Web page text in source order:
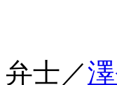
弁士／